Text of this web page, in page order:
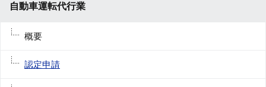
自動車運転代行業
概要
認定申請